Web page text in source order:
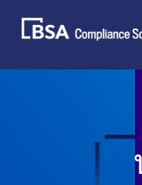
content